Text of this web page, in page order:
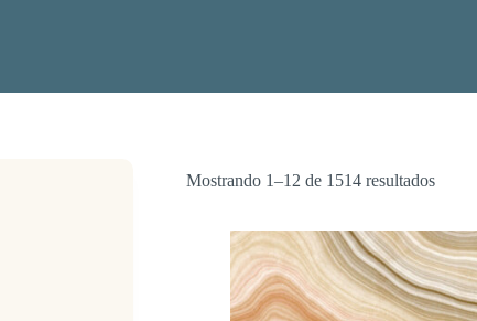
Mostrando 1–12 de 1514 resultados